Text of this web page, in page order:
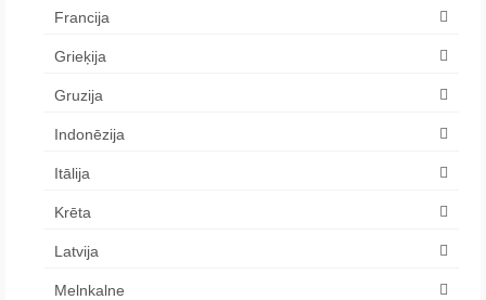
Francija
Grieķija
Gruzija
Indonēzija
Itālija
Krēta
Latvija
Melnkalne